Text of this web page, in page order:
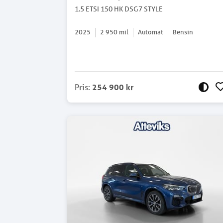
1.5 ETSI 150 HK DSG7 STYLE
2025 2 950 mil Automat Bensin
Pris: 254 900 kr